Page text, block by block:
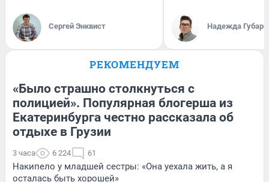
Сергей Энквист Надежда Губарь
РЕКОМЕНДУЕМ
«Было страшно столкнуться с
полицией». Популярная блогерша из
Екатеринбурга честно рассказала об
отдыхе в Грузии
3 часа 6 224 61
Накипело у младшей сестры: «Она уехала жить, а я
осталась быть хорошей»